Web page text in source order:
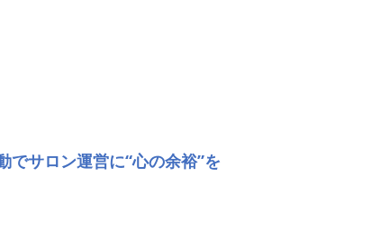
でサロン運営に“心の余裕”を